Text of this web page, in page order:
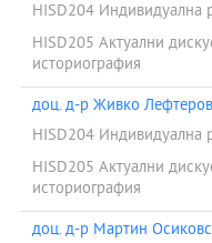
HISD204 Индивидуална
HISD205 Актуални
историография
доц. д-р Живко Лефтеров
HISD204 Индивидуална
HISD205 Актуални
историография
доц. д-р Мартин